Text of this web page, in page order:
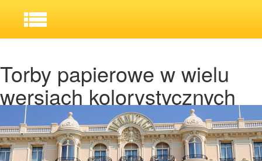
Torby papierowe w wielu
wersjach kolorystycznych